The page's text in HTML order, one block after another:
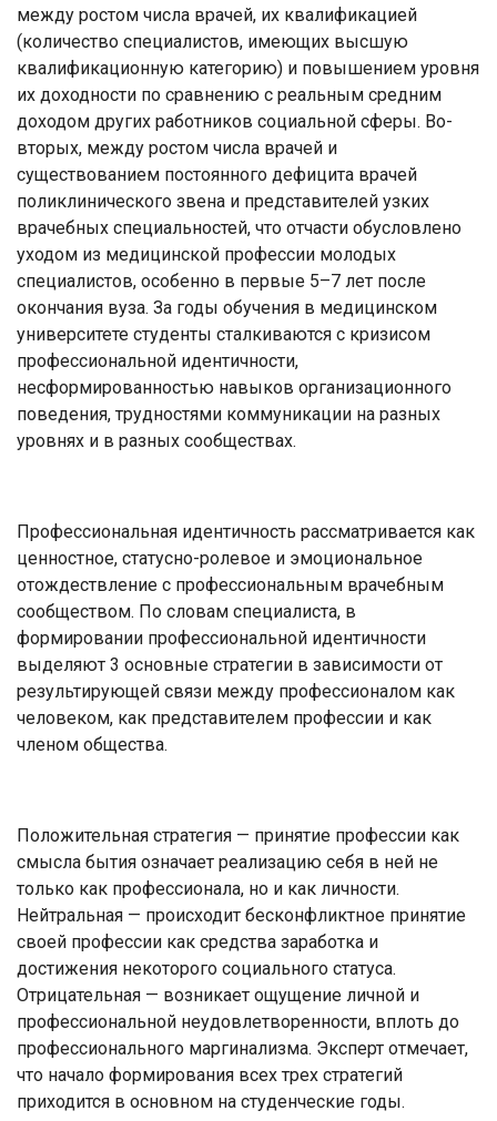
между ростом числа врачей, их квалификацией
(количество специалистов, имеющих высшую
квалификационную категорию) и повышением уровня
их доходности по сравнению с реальным средним
доходом других работников социальной сферы. Во-
вторых, между ростом числа врачей и
существованием постоянного дефицита врачей
поликлинического звена и представителей узких
врачебных специальностей, что отчасти обусловлено
уходом из медицинской профессии молодых
специалистов, особенно в первые 5–7 лет после
окончания вуза. За годы обучения в медицинском
университете студенты сталкиваются с кризисом
профессиональной идентичности,
несформированностью навыков организационного
поведения, трудностями коммуникации на разных
уровнях и в разных сообществах.
Профессиональная идентичность рассматривается как
ценностное, статусно-ролевое и эмоциональное
отождествление с профессиональным врачебным
сообществом. По словам специалиста, в
формировании профессиональной идентичности
выделяют 3 основные стратегии в зависимости от
результирующей связи между профессионалом как
человеком, как представителем профессии и как
членом общества.
Положительная стратегия — принятие профессии как
смысла бытия означает реализацию себя в ней не
только как профессионала, но и как личности.
Нейтральная — происходит бесконфликтное принятие
своей профессии как средства заработка и
достижения некоторого социального статуса.
Отрицательная — возникает ощущение личной и
профессиональной неудовлетворенности, вплоть до
профессионального маргинализма. Эксперт отмечает,
что начало формирования всех трех стратегий
приходится в основном на студенческие годы.